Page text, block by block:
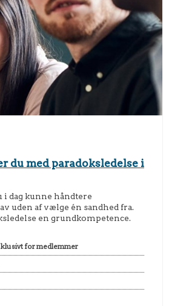
du med paradoksledelse i
i dag kunne håndtere
uden af vælge én sandhed fra.
en grundkompetence.
for medlemmer